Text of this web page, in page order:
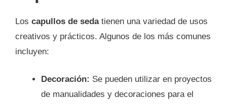
Los capullos de sedatienen una variedad de usos
creativos y prácticos. Algunos de los más comunes
incluyen:
Decoración: Se pueden utilizar en proyectos
de manualidades y decoraciones para el